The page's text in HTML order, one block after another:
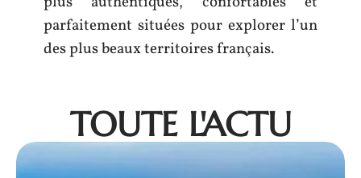
parfaitement situées pour explorer l’un
des plus beaux territoires français.
TOUTE L'ACTU